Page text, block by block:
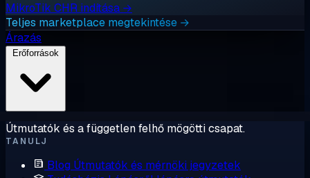
MikroTik CHR indítása →
Teljes marketplace megtekintése →
Árazás
Útmutatók és a független felhő mögötti csapat.
TANULJ
Blog Útmutatók és mérnöki jegyzetek